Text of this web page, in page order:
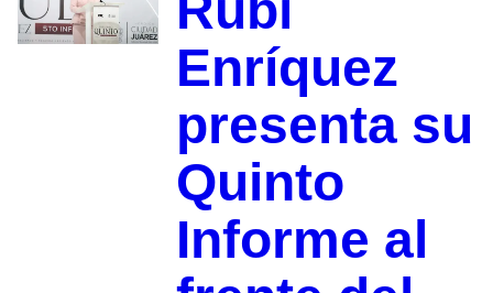
Enríquez
presenta su
Quinto
Informe al